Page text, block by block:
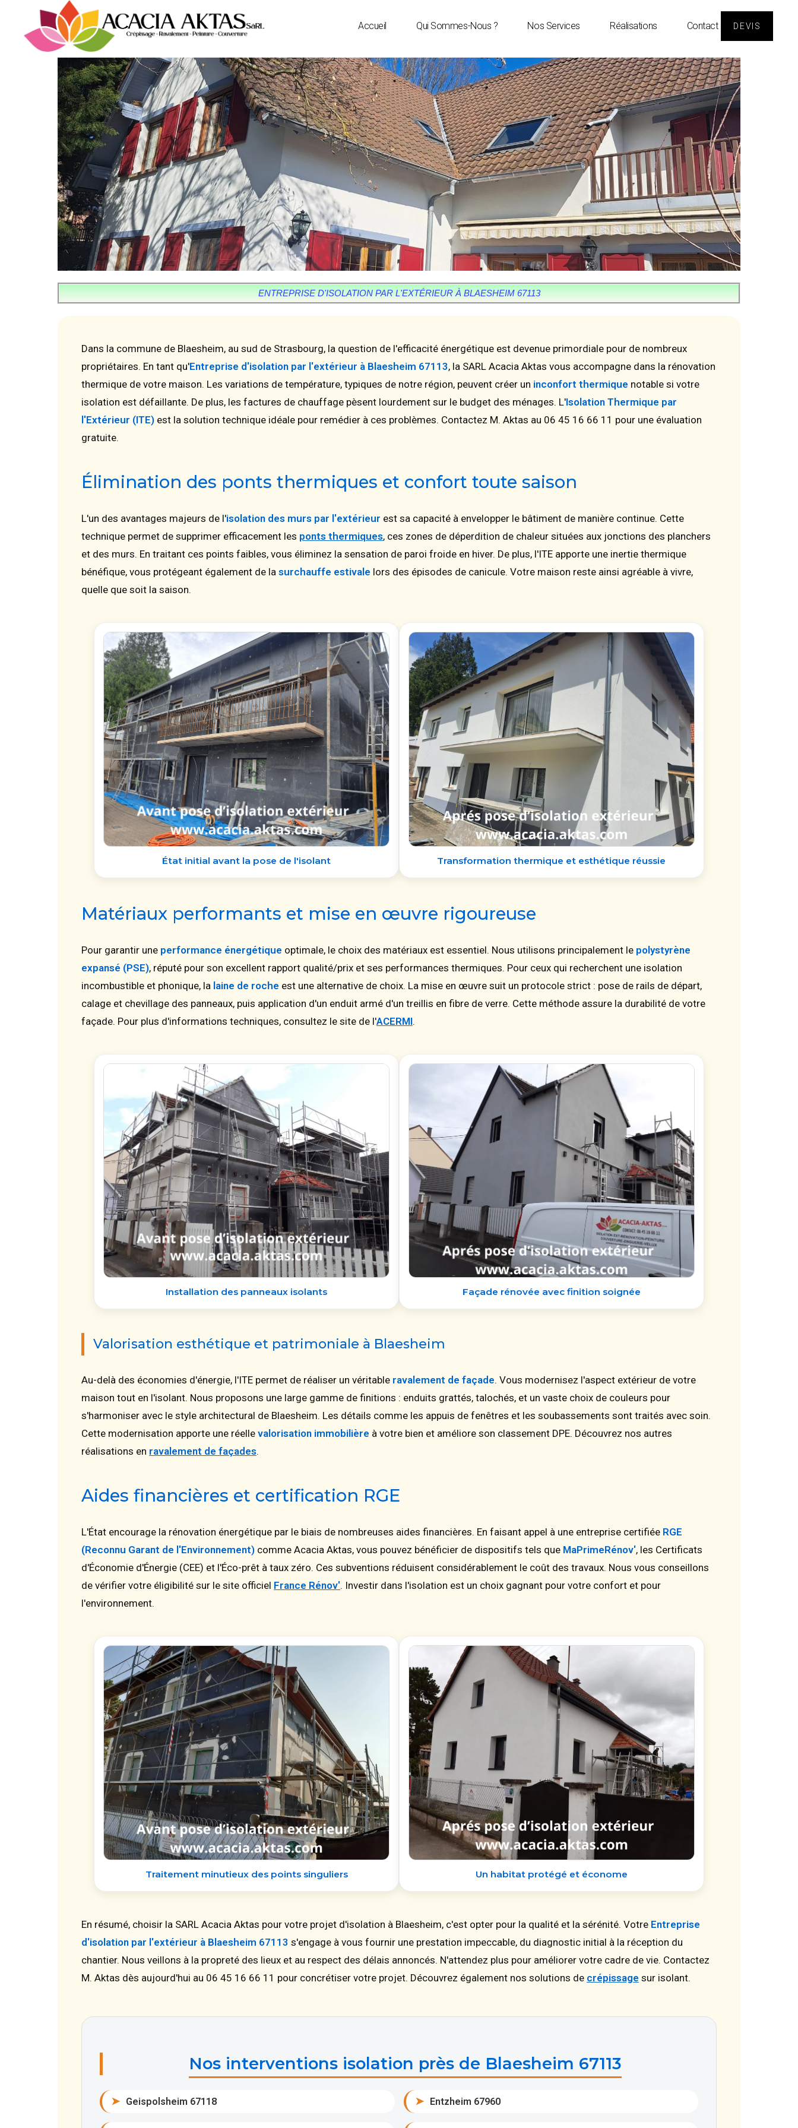
Accueil Qui Sommes-Nous ? Nos Services Réalisations Contact DEVIS
ENTREPRISE D'ISOLATION PAR L'EXTÉRIEUR À BLAESHEIM 67113
Dans la commune de Blaesheim, au sud de Strasbourg, la question de l'efficacité énergétique est devenue primordiale pour de nombreux
propriétaires. En tant qu'Entreprise d'isolation par l'extérieur à Blaesheim 67113, la SARL Acacia Aktas vous accompagne dans la rénovation
thermique de votre maison. Les variations de température, typiques de notre région, peuvent créer un inconfort thermique notable si votre
isolation est défaillante. De plus, les factures de chauffage pèsent lourdement sur le budget des ménages. L'Isolation Thermique par
l'Extérieur (ITE) est la solution technique idéale pour remédier à ces problèmes. Contactez M. Aktas au 06 45 16 66 11 pour une évaluation
gratuite.
Élimination des ponts thermiques et confort toute saison
L'un des avantages majeurs de l'isolation des murs par l'extérieur est sa capacité à envelopper le bâtiment de manière continue. Cette
technique permet de supprimer efficacement les ponts thermiques, ces zones de déperdition de chaleur situées aux jonctions des planchers
et des murs. En traitant ces points faibles, vous éliminez la sensation de paroi froide en hiver. De plus, l'ITE apporte une inertie thermique
bénéfique, vous protégeant également de la surchauffe estivale lors des épisodes de canicule. Votre maison reste ainsi agréable à vivre,
quelle que soit la saison.
État initial avant la pose de l'isolant Transformation thermique et esthétique réussie
Matériaux performants et mise en œuvre rigoureuse
Pour garantir une performance énergétique optimale, le choix des matériaux est essentiel. Nous utilisons principalement le polystyrène
expansé (PSE), réputé pour son excellent rapport qualité/prix et ses performances thermiques. Pour ceux qui recherchent une isolation
incombustible et phonique, la laine de roche est une alternative de choix. La mise en œuvre suit un protocole strict : pose de rails de départ,
calage et chevillage des panneaux, puis application d'un enduit armé d'un treillis en fibre de verre. Cette méthode assure la durabilité de votre
façade. Pour plus d'informations techniques, consultez le site de l'ACERMI.
Installation des panneaux isolants Façade rénovée avec finition soignée
Valorisation esthétique et patrimoniale à Blaesheim
Au-delà des économies d'énergie, l'ITE permet de réaliser un véritable ravalement de façade. Vous modernisez l'aspect extérieur de votre
maison tout en l'isolant. Nous proposons une large gamme de finitions : enduits grattés, talochés, et un vaste choix de couleurs pour
s'harmoniser avec le style architectural de Blaesheim. Les détails comme les appuis de fenêtres et les soubassements sont traités avec soin.
Cette modernisation apporte une réelle valorisation immobilière à votre bien et améliore son classement DPE. Découvrez nos autres
réalisations en ravalement de façades.
Aides financières et certification RGE
L'État encourage la rénovation énergétique par le biais de nombreuses aides financières. En faisant appel à une entreprise certifiée RGE
(Reconnu Garant de l'Environnement) comme Acacia Aktas, vous pouvez bénéficier de dispositifs tels que MaPrimeRénov', les Certificats
d'Économie d'Énergie (CEE) et l'Éco-prêt à taux zéro. Ces subventions réduisent considérablement le coût des travaux. Nous vous conseillons
de vérifier votre éligibilité sur le site officiel France Rénov'. Investir dans l'isolation est un choix gagnant pour votre confort et pour
l'environnement.
Traitement minutieux des points singuliers Un habitat protégé et économe
En résumé, choisir la SARL Acacia Aktas pour votre projet d'isolation à Blaesheim, c'est opter pour la qualité et la sérénité. Votre Entreprise
d'isolation par l'extérieur à Blaesheim 67113 s'engage à vous fournir une prestation impeccable, du diagnostic initial à la réception du
chantier. Nous veillons à la propreté des lieux et au respect des délais annoncés. N'attendez plus pour améliorer votre cadre de vie. Contactez
M. Aktas dès aujourd'hui au 06 45 16 66 11 pour concrétiser votre projet. Découvrez également nos solutions de crépissage sur isolant.
Nos interventions isolation près de Blaesheim 67113
➤ Geispolsheim 67118 ➤ Entzheim 67960